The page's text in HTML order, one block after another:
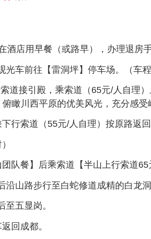
酒店用早餐（或路早），办理退房
光车前往【雷洞坪】停车场。（车程
道接引殿，乘索道（65元/人自理
瞰川西平原的优美风光，充分感受
行索道（55元/人自理）按原路返
队餐】后乘索道【半山上行索道
路步行至白蛇修道成精的白龙洞
五显岗。
回成都。